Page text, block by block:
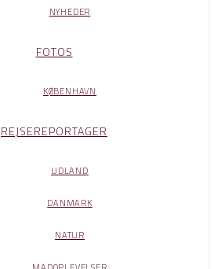
NYHEDER
FOTOS
KØBENHAVN
REJSEREPORTAGER
UDLAND
DANMARK
NATUR